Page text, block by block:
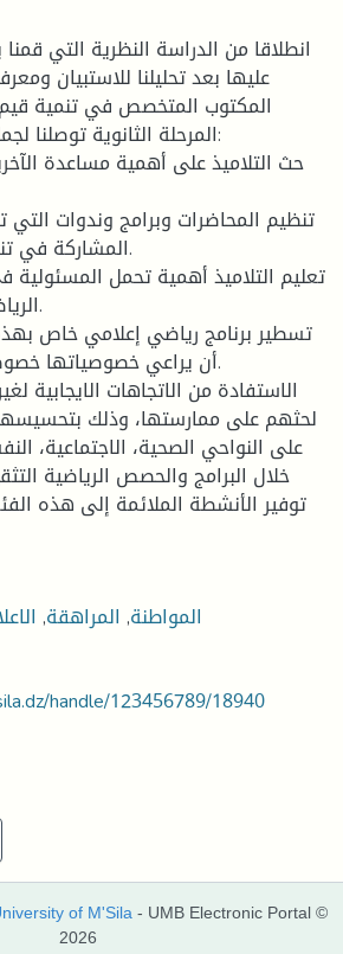
انطلاقا من الدراسة النظرية التي
عليها بعد تحليلنا للاستبيان
المكتوب المتخصص في تنمية قيم
المرحلة الثانوية توصلنا
المشاركة في
أن يراعي خصوصياتها
لحثهم على ممارستها، وذلك
على النواحي الصحية، الاجتماعية،
خلال البرامج والحصص الرياضية
توفير الأنشطة الملائمة إلى هذه
المواطنة, المراهقة,
handle/123456789/18940
of M'Sila - UMB Electronic Portal ©
2026